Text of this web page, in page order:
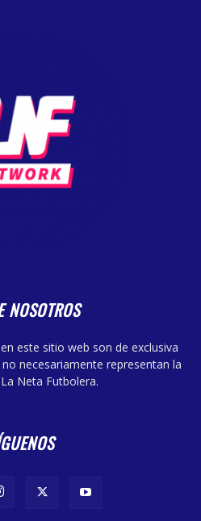
NOSOTROS
este sitio web son de exclusiva
necesariamente representan la
Neta Futbolera.